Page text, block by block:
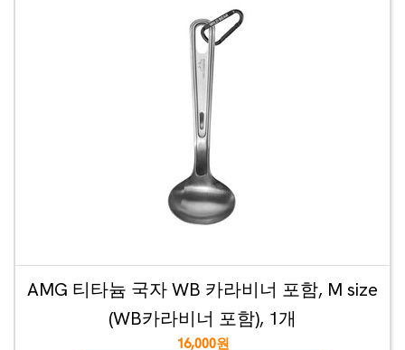
AMG 티타늄 국자 WB 카라비너 포함, M size
(WB카라비너 포함), 1개
16,000원